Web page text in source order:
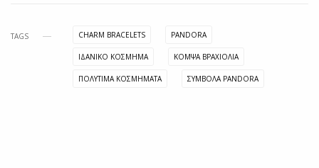
TAGS CHARM BRACELETS PANDORA
ΙΔΑΝΙΚΌ ΚΌΣΜΗΜΑ ΚΟΜΨΆ ΒΡΑΧΙΌΛΙΑ
ΠΟΛΎΤΙΜΑ ΚΟΣΜΉΜΑΤΑ ΣΎΜΒΟΛΑ PANDORA